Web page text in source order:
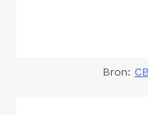
Bron: